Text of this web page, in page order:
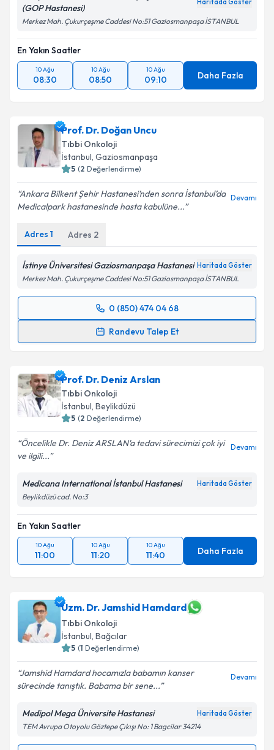
Takvim Talebini Gönder
(GOP Hastanesi)
Haritada Göster
Merkez Mah. Çukurçeşme Caddesi No:51 Gaziosmanpaşa İSTANBUL
En Yakın Saatler
10 Ağu
08:30
10 Ağu
08:50
10 Ağu
09:10 Daha Fazla
Prof. Dr. Doğan Uncu
Tıbbi Onkoloji
İstanbul, Gaziosmanpaşa
5 (2 Değerlendirme)
Ankara Bilkent Şehir Hastanesi’nden sonra İstanbul’da
Medicalpark hastanesinde hasta kabulüne...
Devamı
Adres 1 Adres 2
İstinye Üniversitesi Gaziosmanpaşa Hastanesi Haritada Göster
Merkez Mah. Çukurçeşme Caddesi No:51 Gaziosmanpaşa İSTANBUL
0 (850) 474 04 68
Randevu Talep Et
Randevu Takvimi Talebi
takvim hazırlandığında e-posta ile bilgilendireceğiz.
E-posta Adresiniz
'ni okudum ve kişisel verilerimin belirtilen
kapsamda işlenmesini kabul ediyorum.
Prof. Dr. Deniz Arslan
Tıbbi Onkoloji
İstanbul, Beylikdüzü
5 (2 Değerlendirme)
Öncelikle Dr. Deniz ARSLAN'a tedavi sürecimizi çok iyi
ve ilgili...
Devamı
Medicana International İstanbul Hastanesi Haritada Göster
Beylikdüzü cad. No:3
En Yakın Saatler
10 Ağu
11:00
10 Ağu
11:20
10 Ağu
11:40 Daha Fazla
Uzm. Dr. Jamshid Hamdard
Tıbbi Onkoloji
İstanbul, Bağcılar
5 (1 Değerlendirme)
Jamshid Hamdard hocamızla babamın kanser
sürecinde tanıştık. Babama bir sene...
Devamı
Medipol Mega Üniversite Hastanesi Haritada Göster
TEM Avrupa Otoyolu Göztepe Çıkışı No: 1 Bagcilar 34214